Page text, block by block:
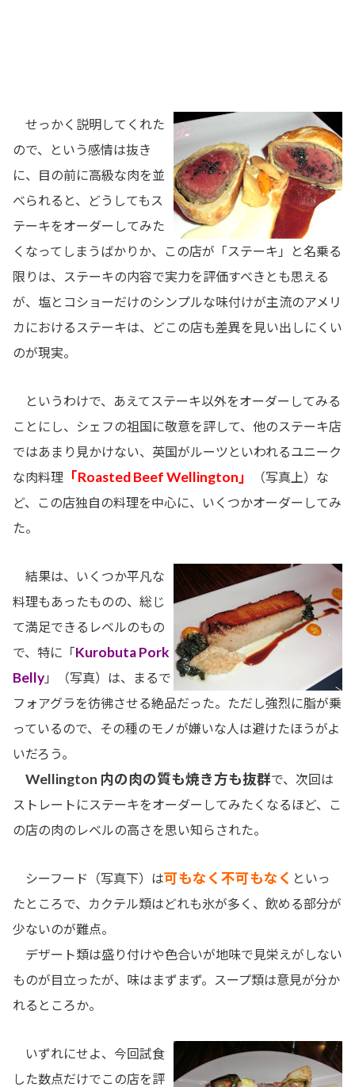
せっかく説明してくれた
ので、という感情は抜き
に、目の前に高級な肉を並
べられると、どうしてもス
テーキをオーダーしてみた
くなってしまうばかりか、この店が「ステーキ」と名乗る
限りは、ステーキの内容で実力を評価すべきとも思える
が、塩とコショーだけのシンプルな味付けが主流のアメリ
カにおけるステーキは、どこの店も差異を見い出しにくい
のが現実。
というわけで、あえてステーキ以外をオーダーしてみる
ことにし、シェフの祖国に敬意を評して、他のステーキ店
ではあまり見かけない、英国がルーツといわれるユニーク
な肉料理
「Roasted Beef Wellington」
（写真上）な
ど、この店独自の料理を中心に、いくつかオーダーしてみ
た。
結果は、いくつか平凡な
料理もあったものの、総じ
て満足できるレベルのもの
で、特に「Kurobuta Pork
Belly 」（写真）は、まるで
フォアグラを彷彿させる絶品だった。ただし強烈に脂が乗
っているので、その種のモノが嫌いな人は避けたほうがよ
いだろう。
Wellington 内の肉の質も焼き方も抜群で、次回は
ストレートにステーキをオーダーしてみたくなるほど、こ
の店の肉のレベルの高さを思い知らされた。
シーフード（写真下）は可もなく不可もなく といっ
たところで、カクテル類はどれも氷が多く、飲める部分が
少ないのが難点。
デザート類は盛り付けや色合いが地味で見栄えがしない
ものが目立ったが、味はまずまず。スープ類は意見が分か
れるところか。
いずれにせよ、今回試食
した数点だけでこの店を評